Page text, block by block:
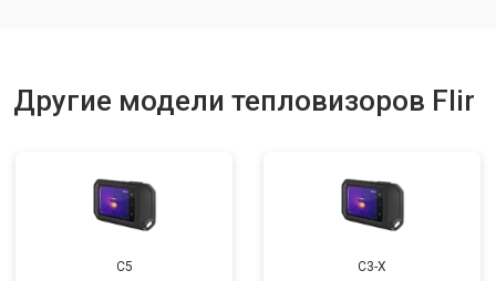
Другие модели тепловизоров Flir
С5 С3-Х